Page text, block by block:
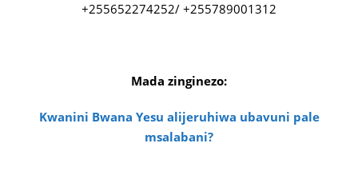
+255652274252/ +255789001312
Mada zinginezo:
Kwanini Bwana Yesu alijeruhiwa ubavuni pale
msalabani?